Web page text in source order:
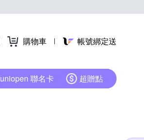
購物車 帳號綁定送
uniopen 聯名卡 超贈點